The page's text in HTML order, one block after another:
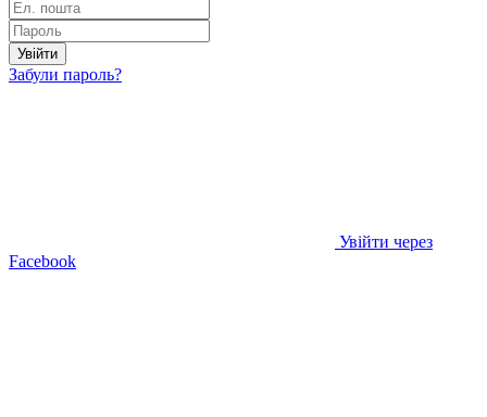
Увійти
Забули пароль?
Увійти через
Facebook